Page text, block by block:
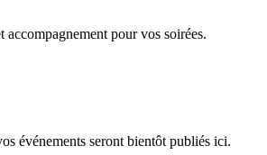
accompagnement pour vos soirées.
événements seront bientôt publiés ici.